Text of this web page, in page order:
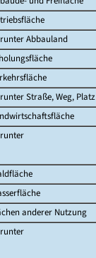
Abbauland
Straße, Weg, Platz
anderer Nutzung